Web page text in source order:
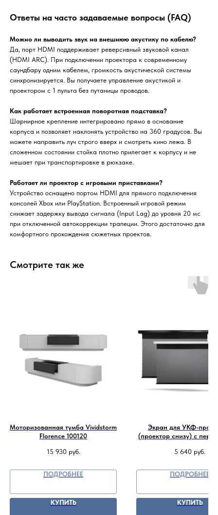
Ответы на часто задаваемые вопросы (FAQ)
Можно ли выводить звук на внешнюю акустику по кабелю?
Да, порт HDMI поддерживает реверсивный звуковой канал
(HDMI ARC). При подключении проектора к современному
саундбару одним кабелем, громкость акустической системы
синхронизируется. Вы получаете управление акустикой и
проектором с 1 пульта без путаницы проводов.
Как работает встроенная поворотная подставка?
Шарнирное крепление интегрировано прямо в основание
корпуса и позволяет наклонять устройство на 360 градусов. Вы
можете направить луч строго вверх и смотреть кино лежа. В
сложенном состоянии стойка плотно прилегает к корпусу и не
мешает при транспортировке в рюкзаке.
Работает ли проектор с игровыми приставками?
Устройство оснащено портом HDMI для прямого подключения
консолей Xbox или PlayStation. Встроенный игровой режим
снижает задержку вывода сигнала (Input Lag) до уровня 20 мс
при отключенной автокоррекции трапеции. Этого достаточно для
комфортного прохождения сюжетных проектов.
Смотрите так же
Моторизованная тумба Vividstorm
Florence 100120
15 930 руб.
ПОДРОБНЕЕ
КУПИТЬ
Экран для УКФ-
(проектор снизу) с
(221x125 см) - DeepBlack
5 640 руб.
ПОДРОБНЕЕ
КУПИТЬ